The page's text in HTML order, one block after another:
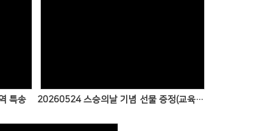
특송 20260524 스승의날 기념 선물 증정(교육부 교사)